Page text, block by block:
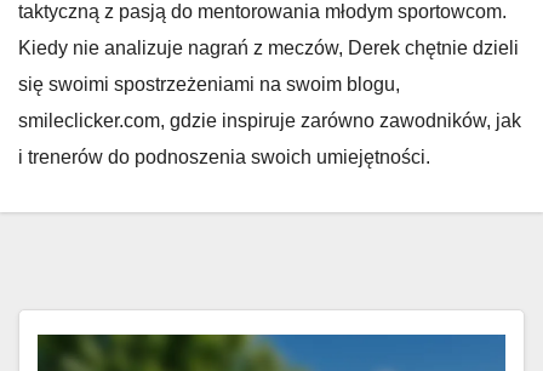
taktyczną z pasją do mentorowania młodym sportowcom.
Kiedy nie analizuje nagrań z meczów, Derek chętnie dzieli
się swoimi spostrzeżeniami na swoim blogu,
smileclicker.com, gdzie inspiruje zarówno zawodników, jak
i trenerów do podnoszenia swoich umiejętności.